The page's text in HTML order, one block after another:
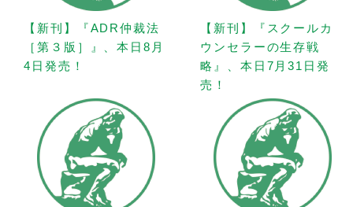
【新刊】『ADR仲裁法
［第３版］』、本日8月
4日発売！
【新刊】『スクールカ
ウンセラーの生存戦
略』、本日7月31日発
売！